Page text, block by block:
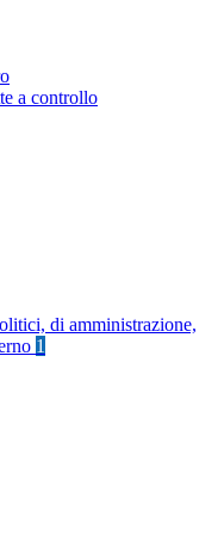
a controllo
di amministrazione,
1